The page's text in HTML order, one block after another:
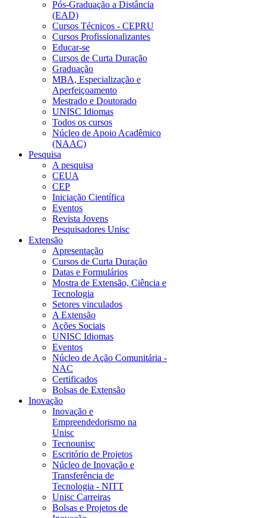
Pós-Graduação a Distância
(EAD)
Cursos Técnicos - CEPRU
Cursos Profissionalizantes
Educar-se
Cursos de Curta Duração
Graduação
MBA, Especialização e
Aperfeiçoamento
Mestrado e Doutorado
UNISC Idiomas
Todos os cursos
Núcleo de Apoio Acadêmico
(NAAC)
Pesquisa
A pesquisa
CEUA
CEP
Iniciação Científica
Eventos
Revista Jovens
Pesquisadores Unisc
Extensão
Apresentação
Cursos de Curta Duração
Datas e Formulários
Mostra de Extensão, Ciência e
Tecnologia
Setores vinculados
A Extensão
Ações Sociais
UNISC Idiomas
Eventos
Núcleo de Ação Comunitária -
NAC
Certificados
Bolsas de Extensão
Inovação
Inovação e
Empreendedorismo na
Unisc
Tecnounisc
Escritório de Projetos
Núcleo de Inovação e
Transferência de
Tecnologia - NITT
Unisc Carreiras
Bolsas e Projetos de